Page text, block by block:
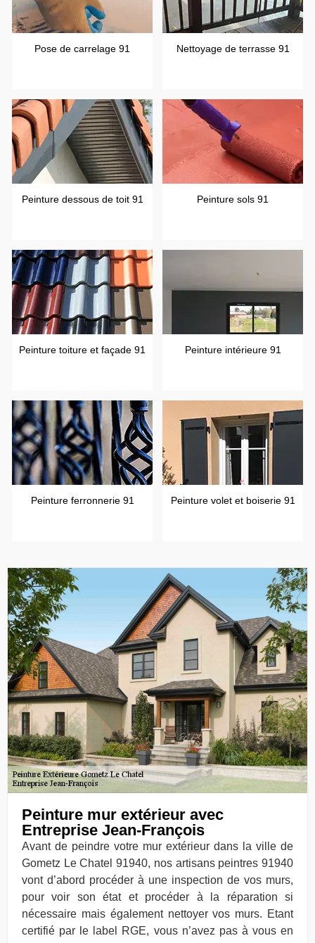
Pose de carrelage 91 Nettoyage de terrasse 91
Peinture dessous de toit 91 Peinture sols 91
Peinture toiture et façade 91 Peinture intérieure 91
Peinture ferronnerie 91 Peinture volet et boiserie 91
Peinture mur extérieur avec
Entreprise Jean-François
Avant de peindre votre mur extérieur dans la ville de
Gometz Le Chatel 91940, nos artisans peintres 91940
vont d’abord procéder à une inspection de vos murs,
pour voir son état et procéder à la réparation si
nécessaire mais également nettoyer vos murs. Etant
certifié par le label RGE, vous n’avez pas à vous en